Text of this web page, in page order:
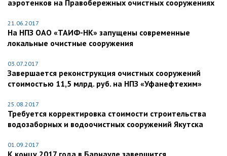
аэротенков на Правобережных очистных сооружениях
21.06.2017
На НПЗ ОАО «ТАИФ-НК» запущены современные
локальные очистные сооружения
03.07.2017
Завершается реконструкция очистных сооружений
стоимостью 11,5 млрд. руб. на НПЗ «Уфанефтехим»
25.08.2017
Требуется корректировка стоимости строительства
водозаборных и водоочистных сооружений Якутска
01.09.2017